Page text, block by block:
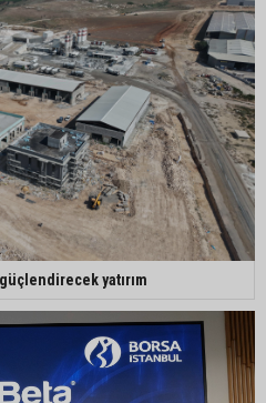
İl Başkanı Hakan Yıldırım:
dil uzatmak sizin haddinize değildir”
yaşındaki Ela Nur şelalede hayatını
astronotu Deniz Burnham uzaya
üreticilere yangın ve anız uyarısı
yatırım